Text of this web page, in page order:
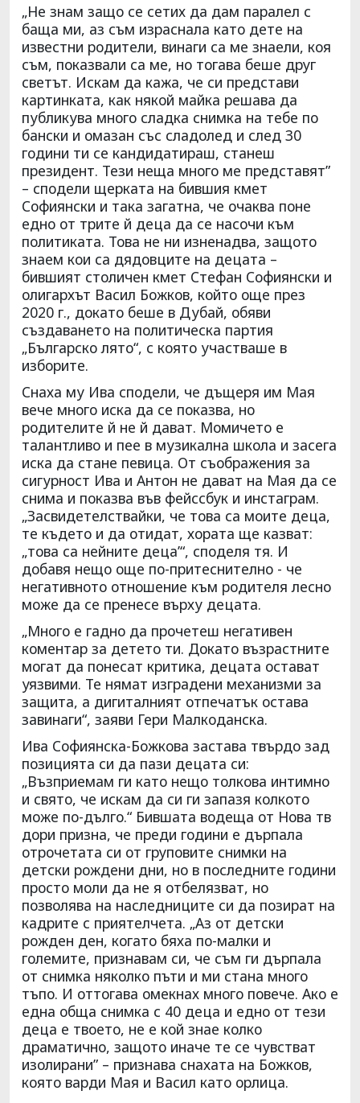
„Не знам защо се сетих да дам паралел с
баща ми, аз съм израснала като дете на
известни родители, винаги са ме знаели, коя
съм, показвали са ме, но тогава беше друг
светът. Искам да кажа, че си представи
картинката, как някой майка решава да
публикува много сладка снимка на тебе по
бански и омазан със сладолед и след 30
години ти се кандидатираш, станеш
президент. Тези неща много ме представят”
– сподели щерката на бившия кмет
Софиянски и така загатна, че очаква поне
едно от трите й деца да се насочи към
политиката. Това не ни изненадва, защото
знаем кои са дядовците на децата –
бившият столичен кмет Стефан Софиянски и
олигархът Васил Божков, който още през
2020 г., докато беше в Дубай, обяви
създаването на политическа партия
„Българско лято“, с която участваше в
изборите.
Снаха му Ива сподели, че дъщеря им Мая
вече много иска да се показва, но
родителите й не й дават. Момичето е
талантливо и пее в музикална школа и засега
иска да стане певица. От съображения за
сигурност Ива и Антон не дават на Мая да се
снима и показва във фейссбук и инстаграм.
„Засвидетелствайки, че това са моите деца,
те където и да отидат, хората ще казват:
„това са нейните деца’“, споделя тя. И
добавя нещо още по-притеснително - че
негативното отношение към родителя лесно
може да се пренесе върху децата.
„Много е гадно да прочетеш негативен
коментар за детето ти. Докато възрастните
могат да понесат критика, децата остават
уязвими. Те нямат изградени механизми за
защита, а дигиталният отпечатък остава
завинаги“, заяви Гери Малкоданска.
Ива Софиянска-Божкова застава твърдо зад
позицията си да пази децата си:
„Възприемам ги като нещо толкова интимно
и свято, че искам да си ги запазя колкото
може по-дълго.“ Бившата водеща от Нова тв
дори призна, че преди години е дърпала
отрочетата си от груповите снимки на
детски рождени дни, но в последните години
просто моли да не я отбелязват, но
позволява на наследниците си да позират на
кадрите с приятелчета. „Аз от детски
рожден ден, когато бяха по-малки и
големите, признавам си, че съм ги дърпала
от снимка няколко пъти и ми стана много
тъпо. И оттогава омекнах много повече. Ако е
една обща снимка с 40 деца и едно от тези
деца е твоето, не е кой знае колко
драматично, защото иначе те се чувстват
изолирани” – признава снахата на Божков,
която варди Мая и Васил като орлица.